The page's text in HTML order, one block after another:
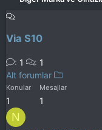
Via S10
1
1
Alt forumlar
Konular
1
Mesajlar
1
N